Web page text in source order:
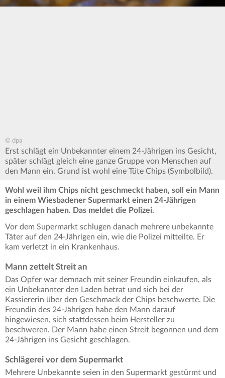
© dpa
Erst schlägt ein Unbekannter einem 24-Jährigen ins Gesicht,
später schlägt gleich eine ganze Gruppe von Menschen auf
den Mann ein. Grund ist wohl eine Tüte Chips (Symbolbild).
Wohl weil ihm Chips nicht geschmeckt haben, soll ein Mann
in einem Wiesbadener Supermarkt einen 24-Jährigen
geschlagen haben. Das meldet die Polizei.
Vor dem Supermarkt schlugen danach mehrere unbekannte
Täter auf den 24-Jährigen ein, wie die Polizei mitteilte. Er
kam verletzt in ein Krankenhaus.
Mann zettelt Streit an
Das Opfer war demnach mit seiner Freundin einkaufen, als
ein Unbekannter den Laden betrat und sich bei der
Kassiererin über den Geschmack der Chips beschwerte. Die
Freundin des 24-Jährigen habe den Mann darauf
hingewiesen, sich stattdessen beim Hersteller zu
beschweren. Der Mann habe einen Streit begonnen und dem
24-Jährigen ins Gesicht geschlagen.
Schlägerei vor dem Supermarkt
Mehrere Unbekannte seien in den Supermarkt gestürmt und